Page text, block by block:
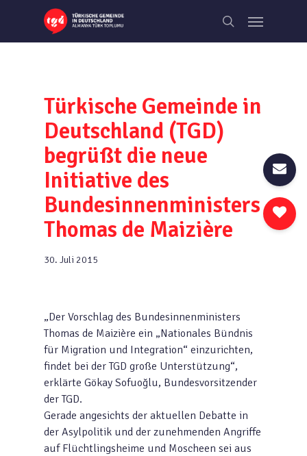
main
search
Menu
Türkische Gemeinde in
Deutschland (TGD)
begrüßt die neue
Initiative des
Bundesinnenministers
Thomas de Maizière
30. Juli 2015
„Der Vorschlag des Bundesinnenministers
Thomas de Maizière ein „Nationales Bündnis
für Migration und Integration“ einzurichten,
findet bei der TGD große Unterstützung“,
erklärte Gökay Sofuoğlu, Bundesvorsitzender
der TGD.
Gerade angesichts der aktuellen Debatte in
der Asylpolitik und der zunehmenden Angriffe
auf Flüchtlingsheime und Moscheen sei aus